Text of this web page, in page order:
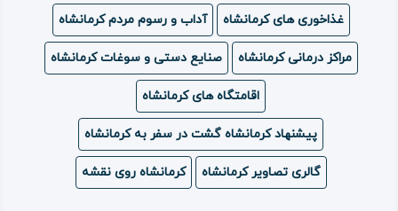
غذاخوری های کرمانشاه آداب و رسوم مردم کرمانشاه
مراکز درمانی کرمانشاه صنایع دستی و سوغات کرمانشاه
اقامتگاه های کرمانشاه
پیشنهاد کرمانشاه گشت در سفر به کرمانشاه
گالری تصاویر کرمانشاه کرمانشاه روی نقشه